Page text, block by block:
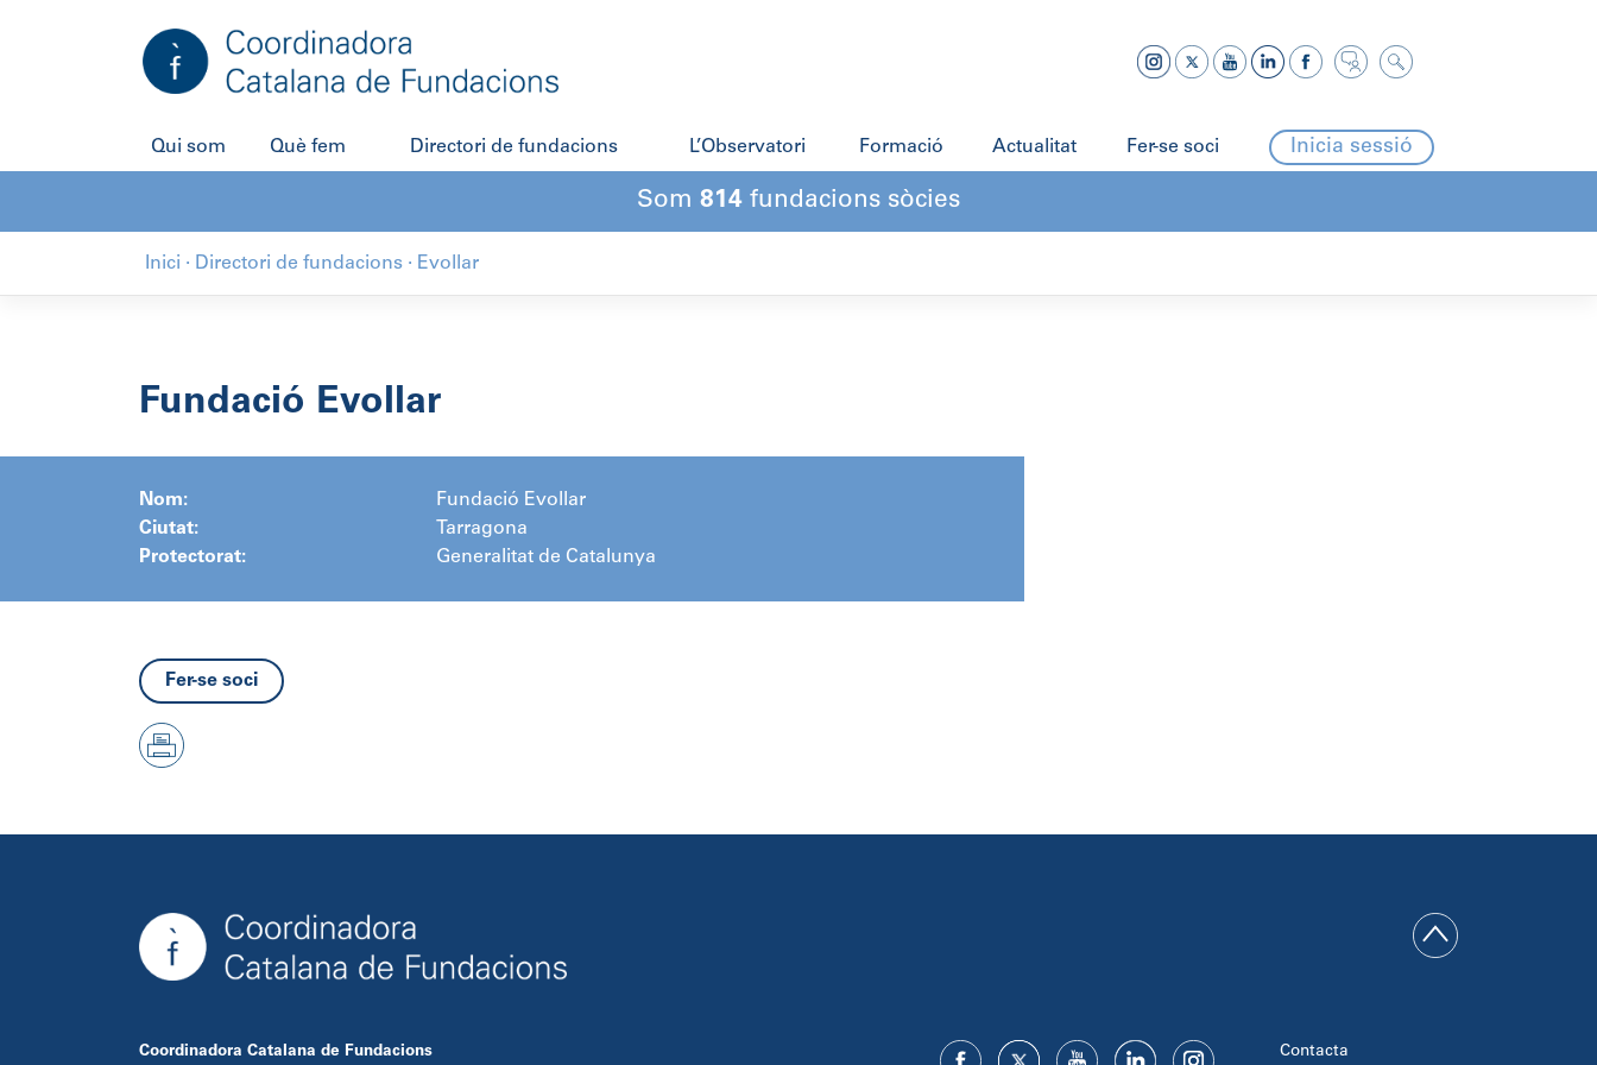
Qui som Què fem Directori de fundacions L’Observatori Formació Actualitat Fer-se soci Inicia sessió
Som 814 fundacions sòcies
Inici · Directori de fundacions · Evollar
Fundació Evollar
Nom:
Fundació Evollar
Ciutat:
Tarragona
Protectorat:
Generalitat de Catalunya
Fer-se soci
Coordinadora Catalana de Fundacions Contacta